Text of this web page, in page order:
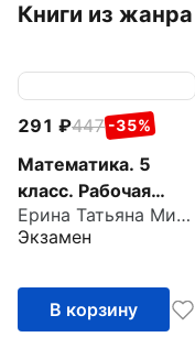
Книги из жанра
291 447 -35%
Математика. 5
класс. Рабочая
тетрадь к учебнику
Н. Я. Виленкина и
Ерина Татьяна Михайловна
Экзамен
В корзину